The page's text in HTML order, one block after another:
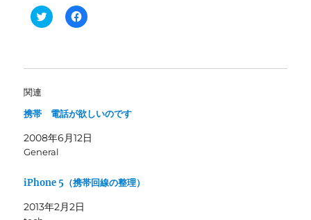
ク
リ
T
e
で
共
有
(
し
い
ィ
ン
F
a
o
す
に
は
ク
し
く
だ
関連
携帯 電話が欲しいのです
2008年6月12日
General
iPhone 5（携帯回線の整理）
2013年2月2日